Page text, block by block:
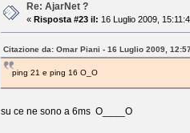
Re: AjarNet ?
«Risposta #23 il: 16 Luglio 2009,
Citazione da: Omar Piani - 16 Luglio 2009,
ping 21 e ping 16 O_O
su ce ne sono a 6ms O____O